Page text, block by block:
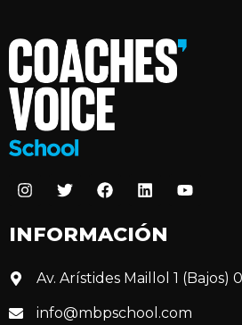
INFORMACIÓN
Av. Arístides Maillol 1 (Bajos)
info@mbpschool.com